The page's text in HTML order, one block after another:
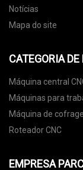
Notícias
Mapa do site
CATEGORIA DE
Máquina central
Máquinas para
madeira
Máquina de
alumínio
Roteador CNC
EMPRESA